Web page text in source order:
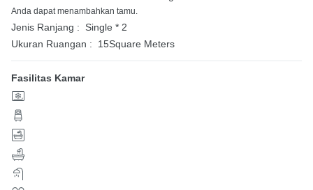
Anda dapat menambahkan tamu.
Jenis Ranjang :
Single * 2
Ukuran Ruangan :
15Square Meters
Fasilitas Kamar